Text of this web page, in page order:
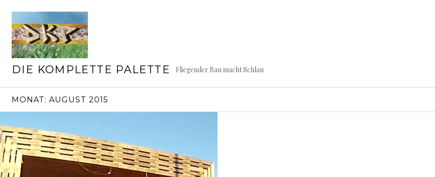
Inhalt
DIE KOMPLETTE PALETTE Fliegender Bau macht Schlau
MONAT: AUGUST 2015